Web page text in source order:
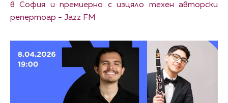
в София и премиерно с изцяло техен авторски
репертоар - Jazz FM